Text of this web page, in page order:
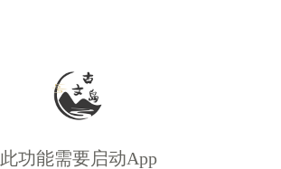
此功能需要启动App